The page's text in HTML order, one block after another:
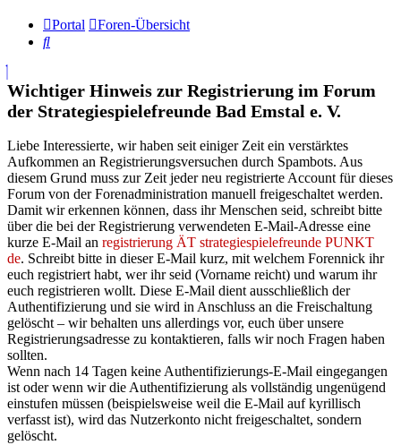
Portal
Foren-Übersicht
Suche
Wichtiger Hinweis zur Registrierung im Forum
der Strategiespielefreunde Bad Emstal e. V.
Liebe Interessierte, wir haben seit einiger Zeit ein verstärktes
Aufkommen an Registrierungsversuchen durch Spambots. Aus
diesem Grund muss zur Zeit jeder neu registrierte Account für dieses
Forum von der Forenadministration manuell freigeschaltet werden.
Damit wir erkennen können, dass ihr Menschen seid, schreibt bitte
über die bei der Registrierung verwendeten E-Mail-Adresse eine
kurze E-Mail an registrierung ÄT strategiespielefreunde PUNKT
de. Schreibt bitte in dieser E-Mail kurz, mit welchem Forennick ihr
euch registriert habt, wer ihr seid (Vorname reicht) und warum ihr
euch registrieren wollt. Diese E-Mail dient ausschließlich der
Authentifizierung und sie wird in Anschluss an die Freischaltung
gelöscht – wir behalten uns allerdings vor, euch über unsere
Registrierungsadresse zu kontaktieren, falls wir noch Fragen haben
sollten.
Wenn nach 14 Tagen keine Authentifizierungs-E-Mail eingegangen
ist oder wenn wir die Authentifizierung als vollständig ungenügend
einstufen müssen (beispielsweise weil die E-Mail auf kyrillisch
verfasst ist), wird das Nutzerkonto nicht freigeschaltet, sondern
gelöscht.